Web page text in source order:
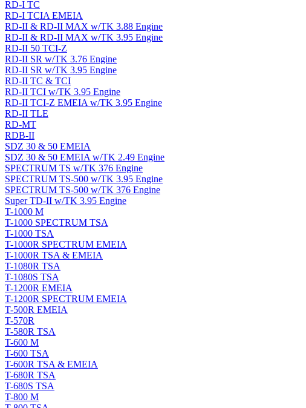
RD-I TC
RD-I TCIA EMEIA
RD-II & RD-II MAX w/TK 3.88 Engine
RD-II & RD-II MAX w/TK 3.95 Engine
RD-II 50 TCI-Z
RD-II SR w/TK 3.76 Engine
RD-II SR w/TK 3.95 Engine
RD-II TC & TCI
RD-II TCI w/TK 3.95 Engine
RD-II TCI-Z EMEIA w/TK 3.95 Engine
RD-II TLE
RD-MT
RDB-II
SDZ 30 & 50 EMEIA
SDZ 30 & 50 EMEIA w/TK 2.49 Engine
SPECTRUM TS w/TK 376 Engine
SPECTRUM TS-500 w/TK 3.95 Engine
SPECTRUM TS-500 w/TK 376 Engine
Super TD-II w/TK 3.95 Engine
T-1000 M
T-1000 SPECTRUM TSA
T-1000 TSA
T-1000R SPECTRUM EMEIA
T-1000R TSA & EMEIA
T-1080R TSA
T-1080S TSA
T-1200R EMEIA
T-1200R SPECTRUM EMEIA
T-500R EMEIA
T-570R
T-580R TSA
T-600 M
T-600 TSA
T-600R TSA & EMEIA
T-680R TSA
T-680S TSA
T-800 M